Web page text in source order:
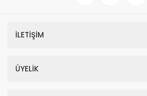
İLETİŞİM
ÜYELİK